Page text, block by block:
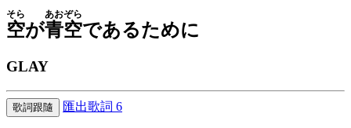
空
そら
が青空
あおぞら
であるために
GLAY
歌詞跟隨 匯出歌詞 6